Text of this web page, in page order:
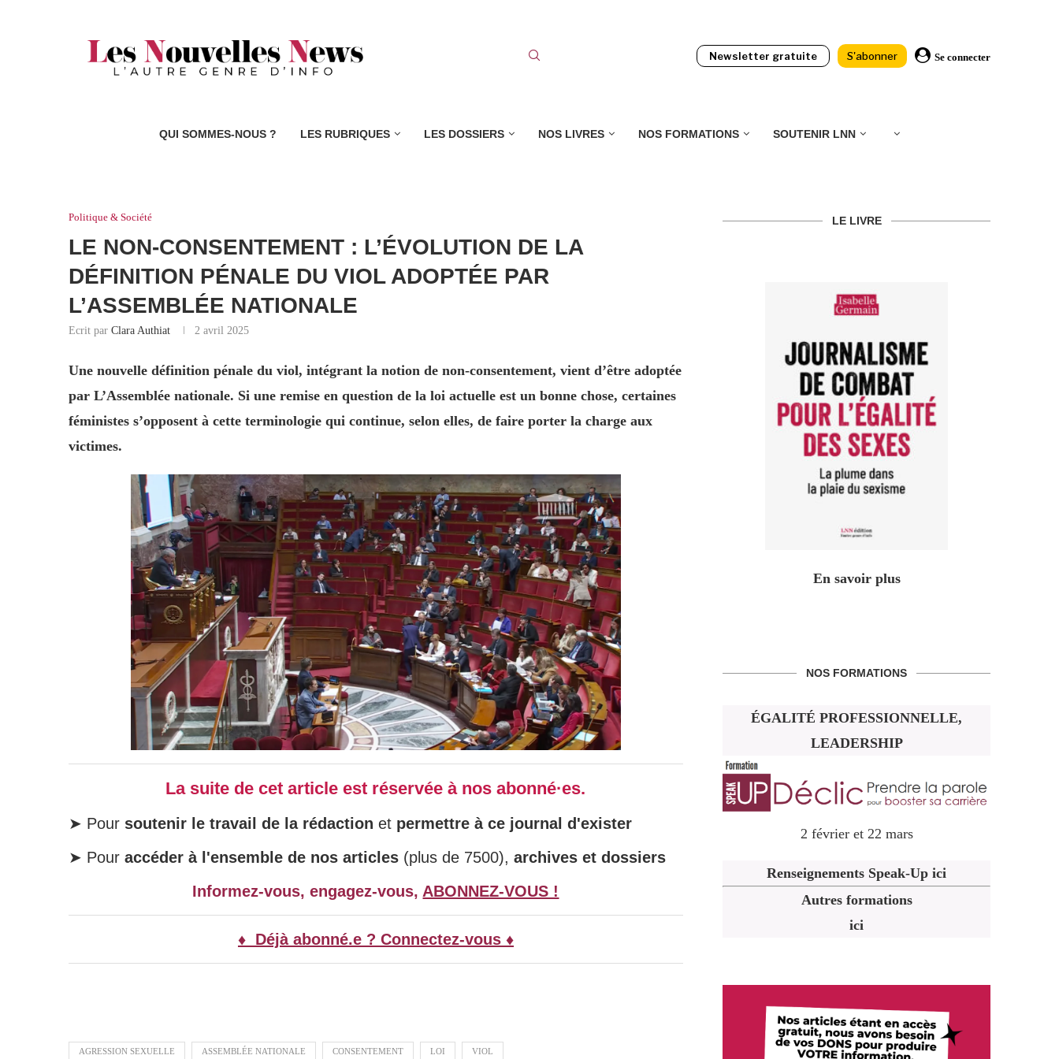
Newsletter gratuite S'abonner Se connecter
QUI SOMMES-NOUS ? LES RUBRIQUES LES DOSSIERS NOS LIVRES NOS FORMATIONS SOUTENIR LNN
Politique & Société
LE NON-CONSENTEMENT : L’ÉVOLUTION DE LA
DÉFINITION PÉNALE DU VIOL ADOPTÉE PAR
L’ASSEMBLÉE NATIONALE
Ecrit par Clara Authiat 2 avril 2025
Une nouvelle définition pénale du viol, intégrant la notion de non-consentement, vient d’être adoptée
par L’Assemblée nationale. Si une remise en question de la loi actuelle est un bonne chose, certaines
féministes s’opposent à cette terminologie qui continue, selon elles, de faire porter la charge aux
victimes.
La suite de cet article est réservée à nos abonné·es.
➤ Pour soutenir le travail de la rédaction et permettre à ce journal d'exister
➤ Pour accéder à l'ensemble de nos articles (plus de 7500), archives et dossiers
Informez-vous, engagez-vous, ABONNEZ-VOUS !
♦ Déjà abonné.e ? Connectez-vous ♦
AGRESSION SEXUELLE ASSEMBLÉE NATIONALE CONSENTEMENT LOI VIOL
LE LIVRE
En savoir plus
NOS FORMATIONS
ÉGALITÉ PROFESSIONNELLE,
LEADERSHIP
2 février et 22 mars
Renseignements Speak-Up ici
Autres formations
ici